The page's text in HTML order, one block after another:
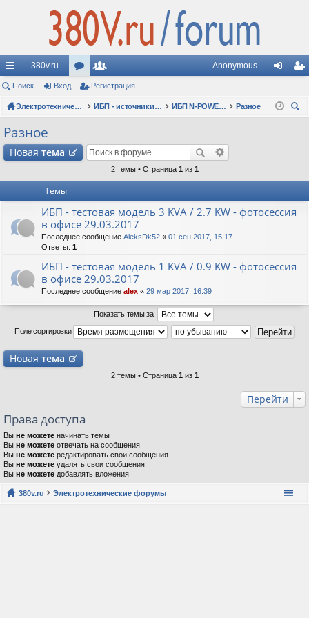
с
ы
лк
380v.ru
ор
ум
ол
ьз
ат
Anonymous
д ис
Поиск Вход Регистрация
Электротехнические форумы ИБП - источники бесперебойного питания ИБП N-POWER: новые модели (презентации, фотосессии, обзоры)
Разное
Разное
Новая тема
2 темы • Страница 1 из 1
Темы
ИБП - тестовая модель 3 KVA / 2.7 KW - фотосессия
в офисе 29.03.2017
Последнее сообщение AleksDk52 « 01 сен 2017, 15:17
Ответы: 1
ИБП - тестовая модель 1 KVA / 0.9 KW - фотосессия
в офисе 29.03.2017
Последнее сообщение alex « 29 мар 2017, 16:39
Показать темы за:
Поле сортировки
Новая тема
2 темы • Страница 1 из 1
Перейти
Права доступа
Вы не можете начинать темы
Вы не можете отвечать на сообщения
Вы не можете редактировать свои сообщения
Вы не можете удалять свои сообщения
Вы не можете добавлять вложения
380v.ru Электротехнические форумы